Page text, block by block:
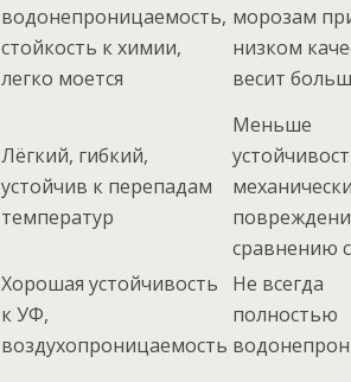
водонепроницаемость,
стойкость к химии,
легко моется
морозам
низком
весит
Лёгкий, гибкий,
устойчив к перепадам
температур
Меньше
сравнению
Хорошая устойчивость
к УФ,
воздухопроницаемость
Не всегда
полностью